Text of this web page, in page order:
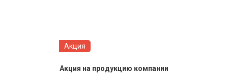
Акция
Акция на продукцию компании